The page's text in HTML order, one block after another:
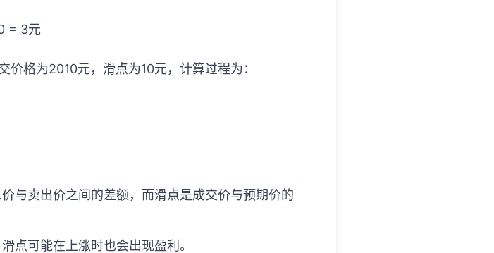
= 3元
格为2010元，滑点为10元，计算过程为：
与卖出价之间的差额，而滑点是成交价与预期价的
点可能在上涨时也会出现盈利。